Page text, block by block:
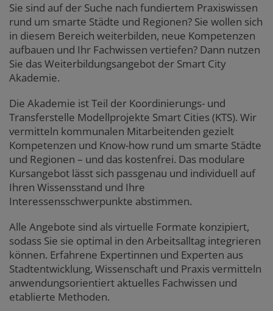
Sie sind auf der Suche nach fundiertem Praxiswissen
rund um smarte Städte und Regionen? Sie wollen sich
in diesem Bereich weiterbilden, neue Kompetenzen
aufbauen und Ihr Fachwissen vertiefen? Dann nutzen
Sie das Weiterbildungsangebot der Smart City
Akademie.
Die Akademie ist Teil der Koordinierungs- und
Transferstelle Modellprojekte Smart Cities (KTS). Wir
vermitteln kommunalen Mitarbeitenden gezielt
Kompetenzen und Know-how rund um smarte Städte
und Regionen – und das kostenfrei. Das modulare
Kursangebot lässt sich passgenau und individuell auf
Ihren Wissensstand und Ihre
Interessensschwerpunkte abstimmen.
Alle Angebote sind als virtuelle Formate konzipiert,
sodass Sie sie optimal in den Arbeitsalltag integrieren
können. Erfahrene Expertinnen und Experten aus
Stadtentwicklung, Wissenschaft und Praxis vermitteln
anwendungsorientiert aktuelles Fachwissen und
etablierte Methoden.